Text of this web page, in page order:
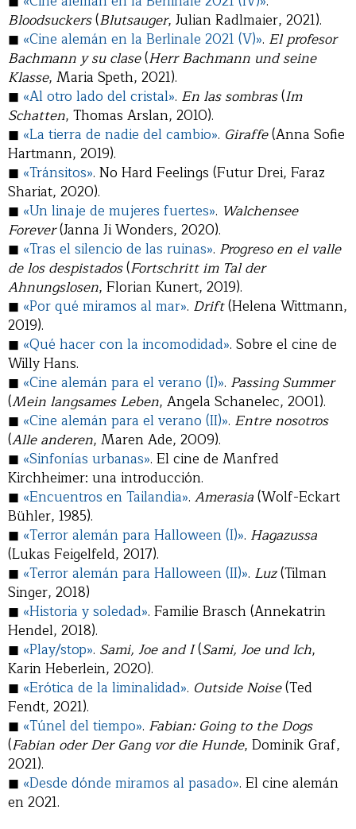
Bloodsuckers(Blutsauger, Julian Radlmaier, 2021).
◼ «Cine alemán en la Berlinale 2021 (V)». El profesor
Bachmann y su clase(Herr Bachmann und seine
Klasse, Maria Speth, 2021).
◼ «Al otro lado del cristal». En las sombras(Im
Schatten, Thomas Arslan, 2010).
◼ «La tierra de nadie del cambio». Giraffe(Anna Sofie
Hartmann, 2019).
◼ «Tránsitos». No Hard Feelings (Futur Drei, Faraz
Shariat, 2020).
◼ «Un linaje de mujeres fuertes». Walchensee
Forever(Janna Ji Wonders, 2020).
◼ «Tras el silencio de las ruinas». Progreso en el valle
de los despistados(Fortschritt im Tal der
Ahnungslosen, Florian Kunert, 2019).
◼ «Por qué miramos al mar». Drift(Helena Wittmann,
2019).
◼ «Qué hacer con la incomodidad». Sobre el cine de
Willy Hans.
◼ «Cine alemán para el verano (I)». Passing Summer
(Mein langsames Leben, Angela Schanelec, 2001).
◼ «Cine alemán para el verano (II)». Entre nosotros
(Alle anderen, Maren Ade, 2009).
◼ «Sinfonías urbanas». El cine de Manfred
Kirchheimer: una introducción.
◼ «Encuentros en Tailandia». Amerasia(Wolf-Eckart
Bühler, 1985).
◼ «Terror alemán para Halloween (I)». Hagazussa
(Lukas Feigelfeld, 2017).
◼ «Terror alemán para Halloween (II)». Luz(Tilman
Singer, 2018)
◼ «Historia y soledad». Familie Brasch (Annekatrin
Hendel, 2018).
◼ «Play/stop». Sami, Joe and I(Sami, Joe und Ich,
Karin Heberlein, 2020).
◼ «Erótica de la liminalidad». Outside Noise(Ted
Fendt, 2021).
◼ «Túnel del tiempo». Fabian: Going to the Dogs
(Fabian oder Der Gang vor die Hunde, Dominik Graf,
2021).
◼ «Desde dónde miramos al pasado». El cine alemán
en 2021.